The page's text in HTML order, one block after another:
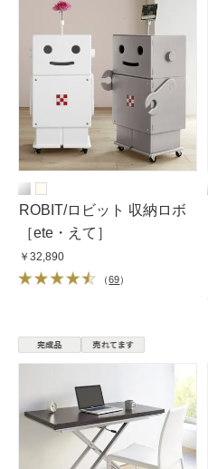
ROBIT/ロビット 収納ロボ
［ete・えて］
￥32,890
（69）